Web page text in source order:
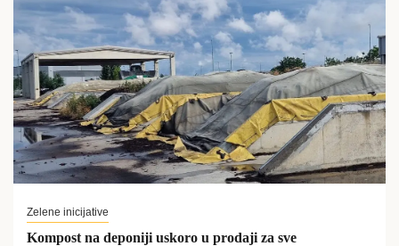
Zelene inicijative
Kompost na deponiji uskoro u prodaji za sve